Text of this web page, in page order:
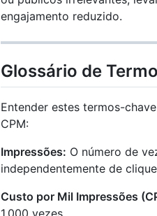
engajamento reduzido.
Glossário de
Entender estes termos-
CPM:
Impressões: O número de
independentemente de
Custo por Mil Impressões
1.000 vezes.